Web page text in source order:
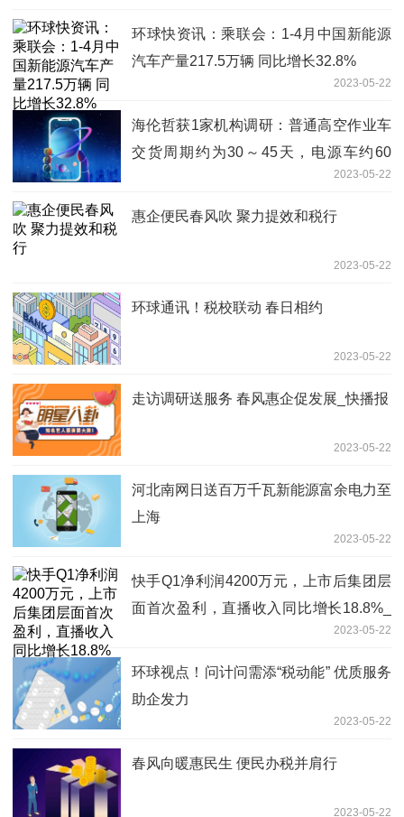
环球快资讯：乘联会：1-4月中国新能源
汽车产量217.5万辆 同比增长32.8%
2023-05-22
海伦哲获1家机构调研：普通高空作业车
交货周期约为30～45天，电源车约60
天，若是大高度的高空作业车、大型的电
源车或者涉及进口零部件的交货周期为3
2023-05-22
惠企便民春风吹 聚力提效和税行
2023-05-22
环球通讯！税校联动 春日相约
2023-05-22
走访调研送服务 春风惠企促发展_快播报
2023-05-22
河北南网日送百万千瓦新能源富余电力至
上海
2023-05-22
快手Q1净利润4200万元，上市后集团层
面首次盈利，直播收入同比增长18.8%_
2023-05-22
环球视点！问计问需添“税动能” 优质服务
助企发力
2023-05-22
春风向暖惠民生 便民办税并肩行
2023-05-22